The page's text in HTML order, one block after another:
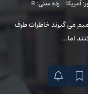
آمریکا رده سنی:R
می گیرند خاطرات طرف
اما...